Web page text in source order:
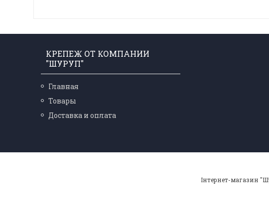
КРЕПЕЖ ОТ КОМПАНИИ
"ШУРУП"
Главная
Товары
Доставка и оплата